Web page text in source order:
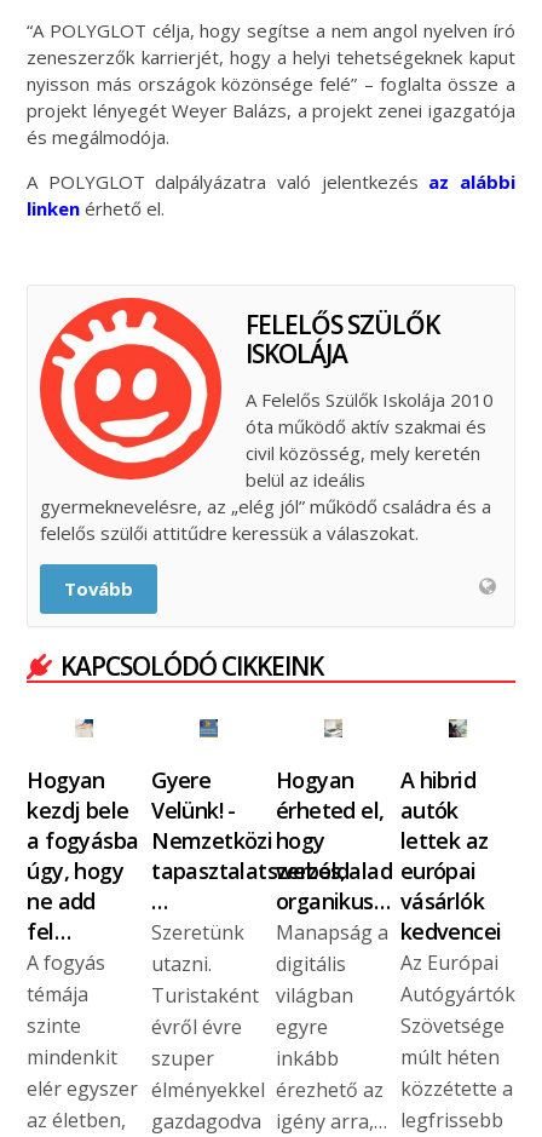
“A POLYGLOT célja, hogy segítse a nem angol nyelven író
zeneszerzők karrierjét, hogy a helyi tehetségeknek kaput
nyisson más országok közönsége felé” – foglalta össze a
projekt lényegét Weyer Balázs, a projekt zenei igazgatója
és megálmodója.
A POLYGLOT dalpályázatra való jelentkezés az alábbi
linken érhető el.
FELELŐS SZÜLŐK
ISKOLÁJA
A Felelős Szülők Iskolája 2010
óta működő aktív szakmai és
civil közösség, mely keretén
belül az ideális
gyermeknevelésre, az „elég jól” működő családra és a
felelős szülői attitűdre keressük a válaszokat.
Tovább
KAPCSOLÓDÓ CIKKEINK
Hogyan
kezdj bele
a fogyásba
úgy, hogy
ne add
fel…
A fogyás
témája
szinte
mindenkit
elér egyszer
az életben,
Gyere
Velünk! -
Nemzetközi
tapasztalatszerzés,
…
Szeretünk
utazni.
Turistaként
évről évre
szuper
élményekkel
gazdagodva
Hogyan
érheted el,
hogy
weboldalad
organikus…
Manapság a
digitális
világban
egyre
inkább
érezhető az
igény arra,…
A hibrid
autók
lettek az
európai
vásárlók
kedvencei
Az Európai
Autógyártók
Szövetsége
múlt héten
közzétette a
legfrissebb